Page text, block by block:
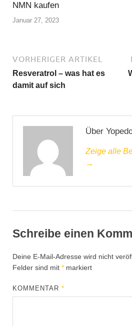
NMN kaufen
Januar 27, 2023
VORHERIGER ARTIKEL
Resveratrol – was hat es
damit auf sich
Über
Zeige alle
→
Schreibe einen
Deine E-Mail-Adresse wird nicht
Felder sind mit * markiert
KOMMENTAR*